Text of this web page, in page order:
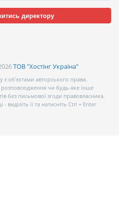
директору
ТОВ "Хостінг Україна"
є об’єктами авторського права.
чи будь-яке інше
без письмової згоди правовласника.
її та натисніть Ctrl + Enter